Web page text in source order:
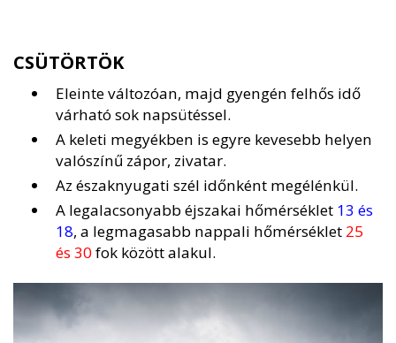
CSÜTÖRTÖK
Eleinte változóan, majd gyengén felhős idő
várható sok napsütéssel.
A keleti megyékben is egyre kevesebb helyen
valószínű zápor, zivatar.
Az északnyugati szél időnként megélénkül.
A legalacsonyabb éjszakai hőmérséklet 13 és
18, a legmagasabb nappali hőmérséklet 25
és 30fok között alakul.